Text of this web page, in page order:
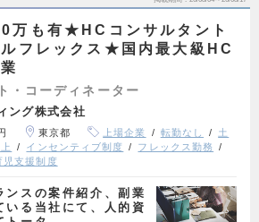
万も有★HCコンサルタント
フレックス★国内最大級HC
・コーディネーター
ング株式会社
東京都 上場企業 転勤なし
土
インセンティブ制度
フレックス勤務
児支援制度
ンスの案件紹介、副業
いる当社にて、人的資